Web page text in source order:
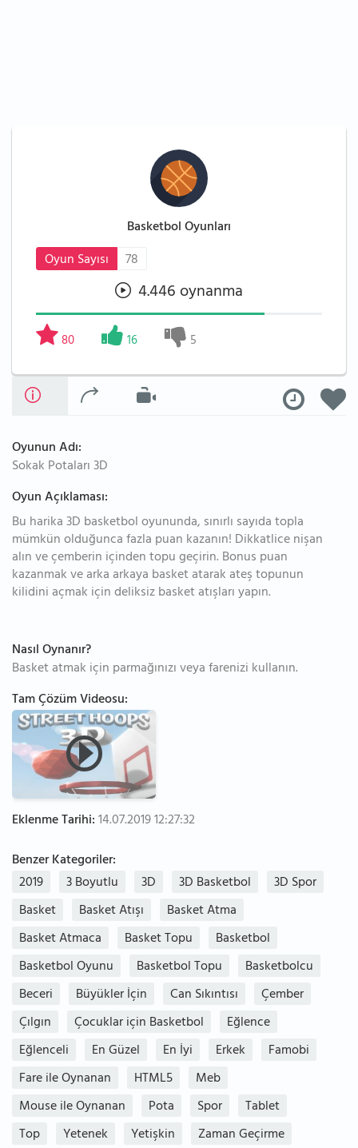
Basketbol Oyunları
Oyun Sayısı
78
4.446 oynanma
80 16 5
Oyunun Adı:
Sokak Potaları 3D
Oyun Açıklaması:
Bu harika 3D basketbol oyununda, sınırlı sayıda topla
mümkün olduğunca fazla puan kazanın! Dikkatlice nişan
alın ve çemberin içinden topu geçirin. Bonus puan
kazanmak ve arka arkaya basket atarak ateş topunun
kilidini açmak için deliksiz basket atışları yapın.
Nasıl Oynanır?
Basket atmak için parmağınızı veya farenizi kullanın.
Tam Çözüm Videosu:
Eklenme Tarihi:14.07.2019 12:27:32
Benzer Kategoriler:
2019
3 Boyutlu 3D 3D Basketbol
3D Spor
Basket
Basket Atışı
Basket Atma
Basket Atmaca
Basket Topu
Basketbol
Basketbol Oyunu
Basketbol Topu
Basketbolcu
Beceri
Büyükler İçin Can Sıkıntısı
Çember
Çılgın
Çocuklar için Basketbol
Eğlence
Eğlenceli
En Güzel En İyi Erkek
Famobi
Fare ile Oynanan
HTML5
Meb
Mouse ile Oynanan
Pota Spor
Tablet
Top
Yetenek Yetişkin Zaman Geçirme